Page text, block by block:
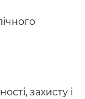
захисту і